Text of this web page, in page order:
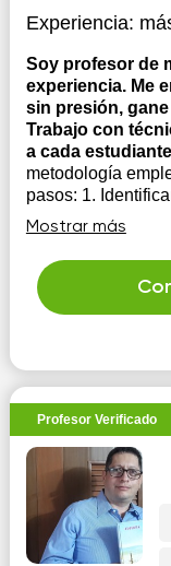
Experiencia:
Soy profesor de
experiencia. Me
sin presión,
Trabajo con
a cada
metodología
pasos: 1. Identificar las deficiencias del alumno Conocer
el motivo por el
Establecer un
necesidades del alumno. 3.
herramientas de
Mostrar más
Profesor Verificado